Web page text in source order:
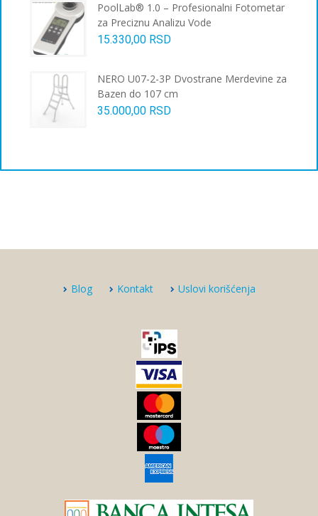
PoolLab® 1.0 – Profesionalni Fotometar
za Preciznu Analizu Vode
15.330,00 RSD
NERO U07-2-3P Dvostrane Merdevine za
Bazen do 107 cm
35.000,00 RSD
Blog Kontakt Uslovi korišćenja